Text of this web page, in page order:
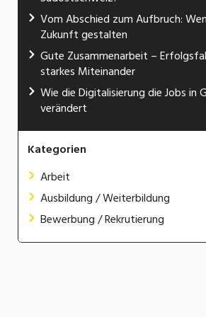
Vom Abschied zum Aufbruch:
Zukunft gestalten
Gute Zusammenarbeit –
starkes Miteinander
Wie die Digitalisierung die Jobs in
verändert
Kategorien
Arbeit
Ausbildung / Weiterbildung
Bewerbung / Rekrutierung